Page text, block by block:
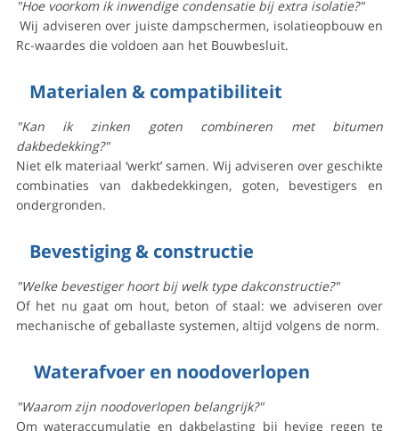
"Hoe voorkom ik inwendige condensatie bij extra isolatie?"
Wij adviseren over juiste dampschermen, isolatieopbouw en
Rc-waardes die voldoen aan het Bouwbesluit.
Materialen & compatibiliteit
"Kan ik zinken goten combineren met bitumen
dakbedekking?"
Niet elk materiaal ‘werkt’ samen. Wij adviseren over geschikte
combinaties van dakbedekkingen, goten, bevestigers en
ondergronden.
Bevestiging & constructie
"Welke bevestiger hoort bij welk type dakconstructie?"
Of het nu gaat om hout, beton of staal: we adviseren over
mechanische of geballaste systemen, altijd volgens de norm.
Waterafvoer en noodoverlopen
"Waarom zijn noodoverlopen belangrijk?"
Om wateraccumulatie en dakbelasting bij hevige regen te